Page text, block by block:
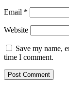
Email *
Website
Save my name,
time I comment.